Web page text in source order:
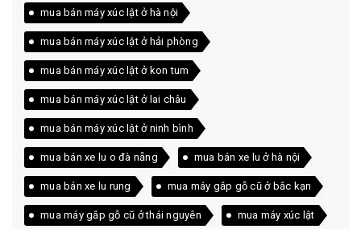
mua bán máy xúc lật ở hà nội
mua bán máy xúc lật ở hải phòng
mua bán máy xúc lật ở kon tum
mua bán máy xúc lật ở lai châu
mua bán máy xúc lật ở ninh bình
mua bán xe lu o đà nẵng mua bán xe lu ở hà nội
mua bán xe lu rung mua máy gắp gỗ cũ ở bắc kạn
mua máy gắp gỗ cũ ở thái nguyên mua máy xúc lật